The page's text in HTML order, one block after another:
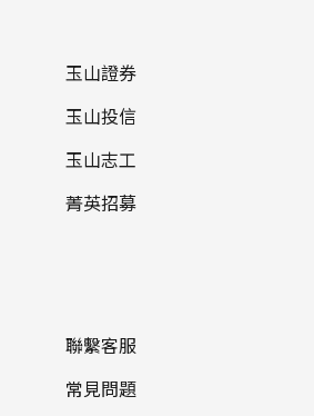
玉山證券
玉山投信
玉山志工
菁英招募
聯繫客服
常見問題